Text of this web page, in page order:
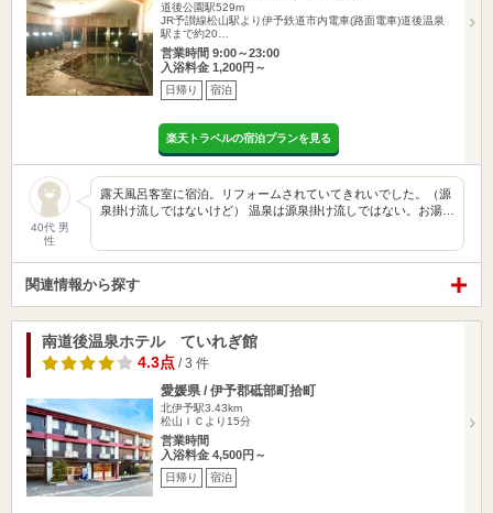
道後公園駅529m
JR予讃線松山駅より伊予鉄道市内電車(路面電車)道後温泉
駅まで約20…
営業時間 9:00～23:00
入浴料金 1,200円～
日帰り 宿泊
楽天トラベルの宿泊プランを見る
40代 男
性
露天風呂客室に宿泊。リフォームされていてきれいでした。（源
泉掛け流しではないけど） 温泉は源泉掛け流しではない。お湯…
関連情報から探す
南道後温泉ホテル ていれぎ館
4.3点 / 3 件
愛媛県 / 伊予郡砥部町拾町
北伊予駅3.43km
松山ＩＣより15分
営業時間
入浴料金 4,500円～
日帰り 宿泊